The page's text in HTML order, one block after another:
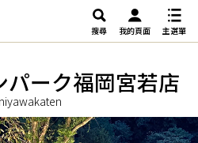
搜尋 我的頁面 主選單
パーク福岡宮若店